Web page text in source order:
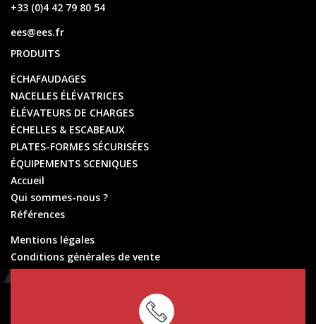
+33 (0)4 42 79 80 54
ees@ees.fr
PRODUITS
ÉCHAFAUDAGES
NACELLES ÉLÉVATRICES
ÉLÉVATEURS DE CHARGES
ÉCHELLES & ESCABEAUX
PLATES-FORMES SÉCURISÉES
ÉQUIPEMENTS SCENIQUES
Accueil
Qui sommes-nous ?
Références
Mentions légales
Conditions générales de vente
Conditions générales de location